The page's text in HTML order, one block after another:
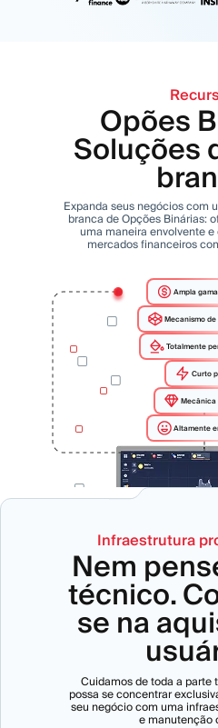
Opões
Soluções
Expanda seus negócios com
branca de Opções Binárias:
uma maneira envolvente
mercados financeiros
Ampla
Mecanismo
Totalmente
Curto
Mecânica
Altamente
Infraestrutura
Nem
técnico.
se na
Cuidamos de toda a parte
possa se concentrar
seu negócio com uma
e manutenção